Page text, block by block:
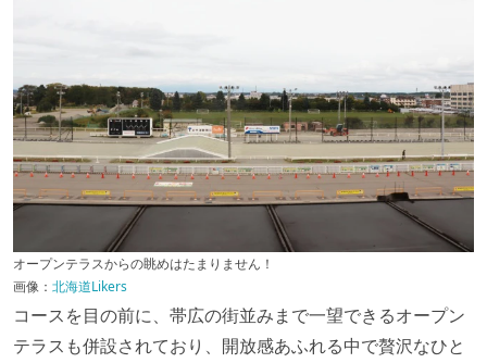
オープンテラスからの眺めはたまりません！
画像： 北海道Likers
コースを目の前に、帯広の街並みまで一望できるオープン
テラスも併設されており、開放感あふれる中で贅沢なひと